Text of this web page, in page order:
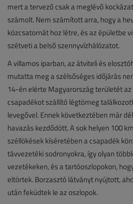
mert a tervező csak a meglévő
számolt. Nem számított arra, hogy a
közcsatornát hoz létre, és az épületbe
szétveti a belső szennyvízhálózatot.
A villamos iparban, az átviteli és
mutatta meg a szélsőséges időjárás
14-én elérte Magyarország területét az
csapadékot szállító légtömeg
levegővel. Ennek következtében már
havazás kezdődött. A sok helyen 100
széllökések kíséretében a csapadék
távvezetéki sodronyokra, így olyan
vezetékeken, és a tartóoszlopokon,
eltörtek. Borzasztó látványt nyújtott,
után feküdtek le az oszlopok.